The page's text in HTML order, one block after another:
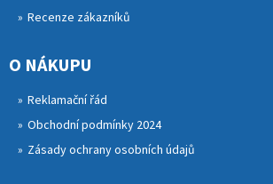
Recenze zákazníků
O NÁKUPU
Reklamační řád
Obchodní podmínky 2024
Zásady ochrany osobních údajů